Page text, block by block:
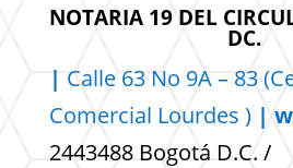
NOTARIA 19 DEL
DC.
| Calle 63 No 9A – 83
Comercial Lourdes ) |
2443488 Bogotá D.C. /